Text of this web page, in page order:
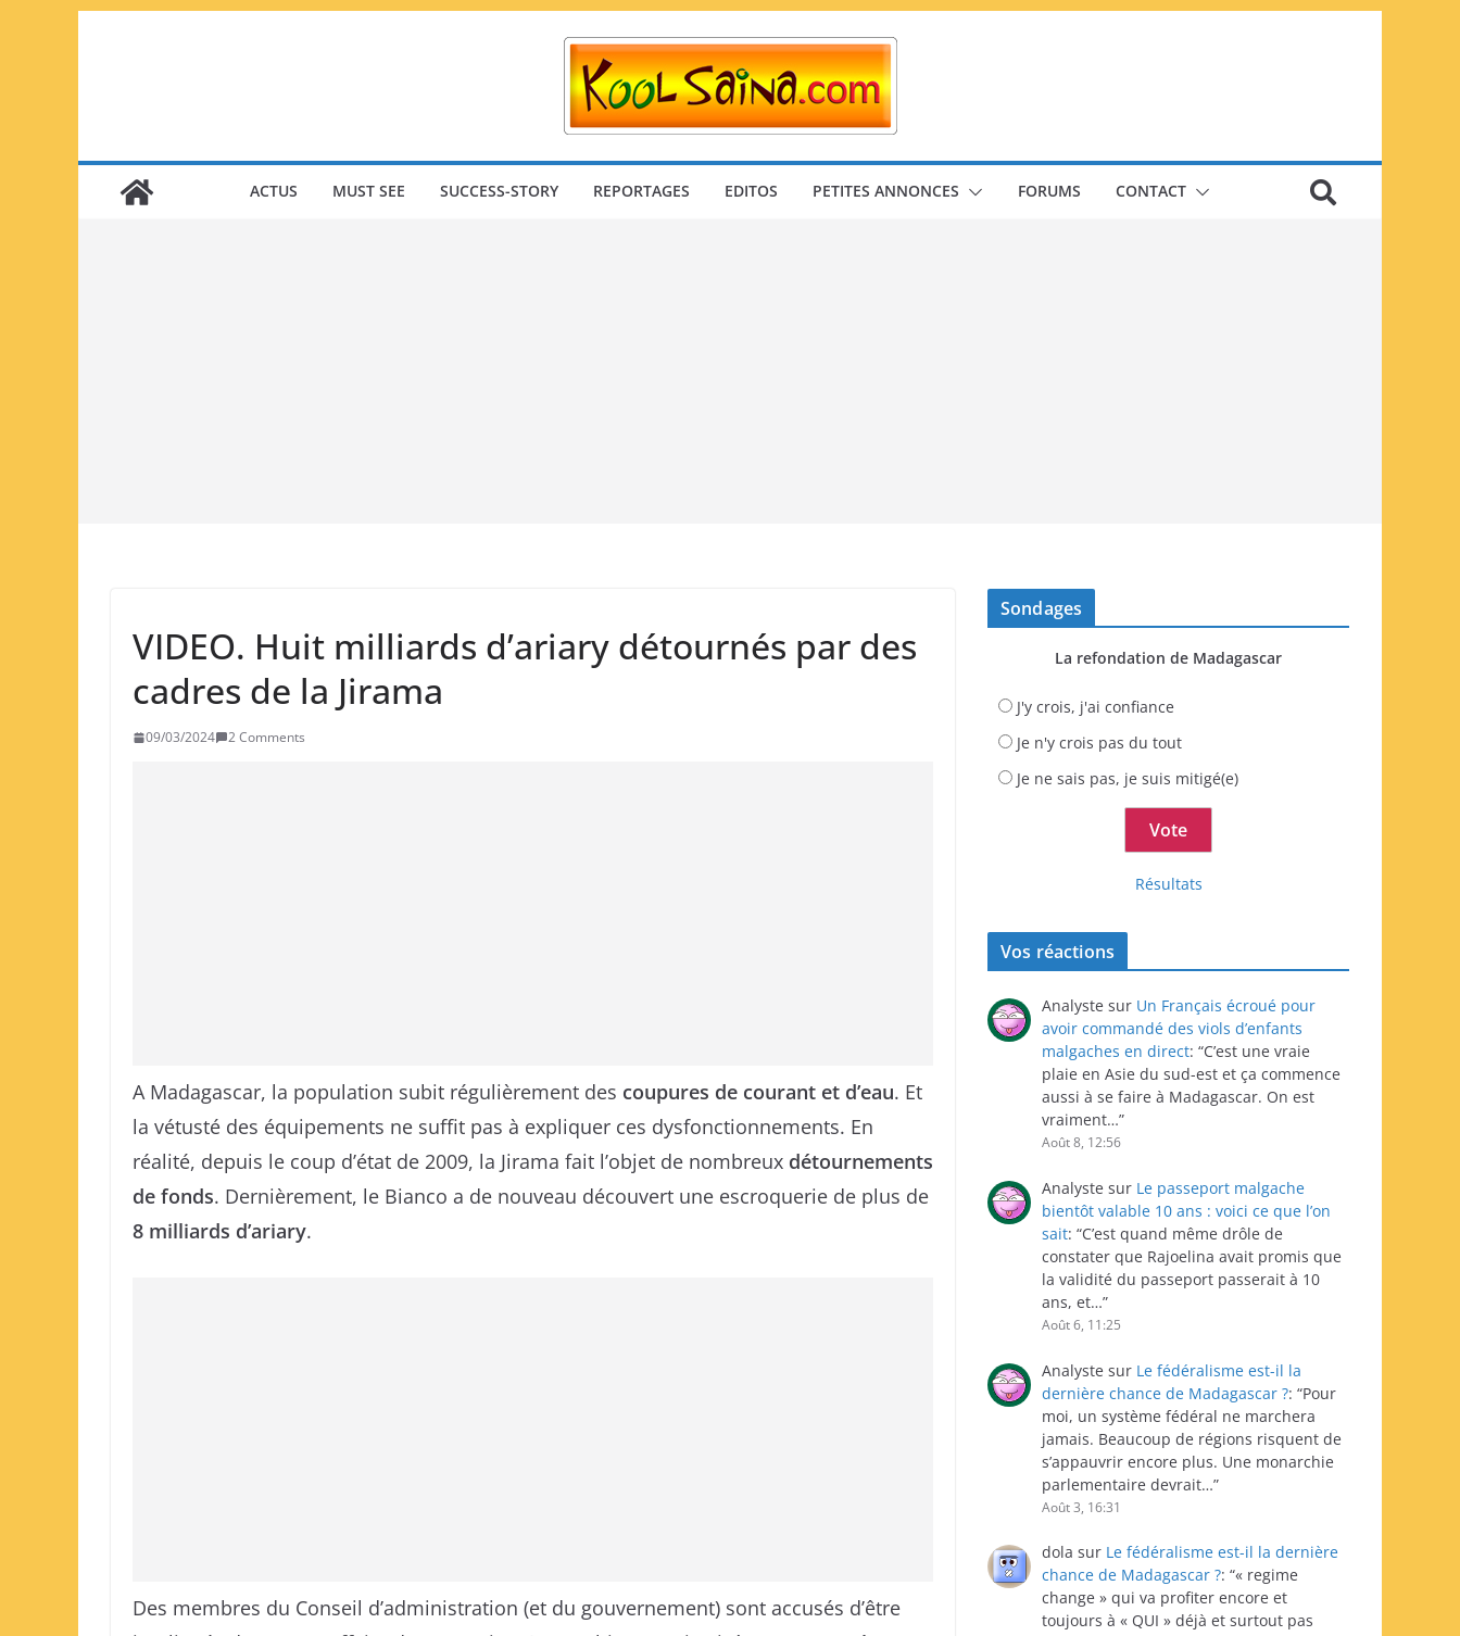
ACTUS MUST SEE SUCCESS-STORY REPORTAGES EDITOS PETITES ANNONCES FORUMS CONTACT
VIDEO. Huit milliards d’ariary détournés par des
cadres de la Jirama
09/03/2024 2 Comments
A Madagascar, la population subit régulièrement des coupures de courant et d’eau. Et
la vétusté des équipements ne suffit pas à expliquer ces dysfonctionnements. En
réalité, depuis le coup d’état de 2009, la Jirama fait l’objet de nombreux détournements
de fonds. Dernièrement, le Bianco a de nouveau découvert une escroquerie de plus de
8 milliards d’ariary.
Des membres du Conseil d’administration (et du gouvernement) sont accusés d’être
Sondages
La refondation de Madagascar
J'y crois, j'ai confiance
Je n'y crois pas du tout
Je ne sais pas, je suis mitigé(e)
Résultats
Vos réactions
Analyste sur Un Français écroué pour
avoir commandé des viols d’enfants
malgaches en direct: “C’est une vraie
plaie en Asie du sud-est et ça commence
aussi à se faire à Madagascar. On est
vraiment…”
Août 8, 12:56
Analyste sur Le passeport malgache
bientôt valable 10 ans : voici ce que l’on
sait: “C’est quand même drôle de
constater que Rajoelina avait promis que
la validité du passeport passerait à 10
ans, et…”
Août 6, 11:25
Analyste sur Le fédéralisme est-il la
dernière chance de Madagascar ?: “Pour
moi, un système fédéral ne marchera
jamais. Beaucoup de régions risquent de
s’appauvrir encore plus. Une monarchie
parlementaire devrait…”
Août 3, 16:31
dola sur Le fédéralisme est-il la dernière
chance de Madagascar ?: “« regime
change » qui va profiter encore et
toujours à « QUI » déjà et surtout pas